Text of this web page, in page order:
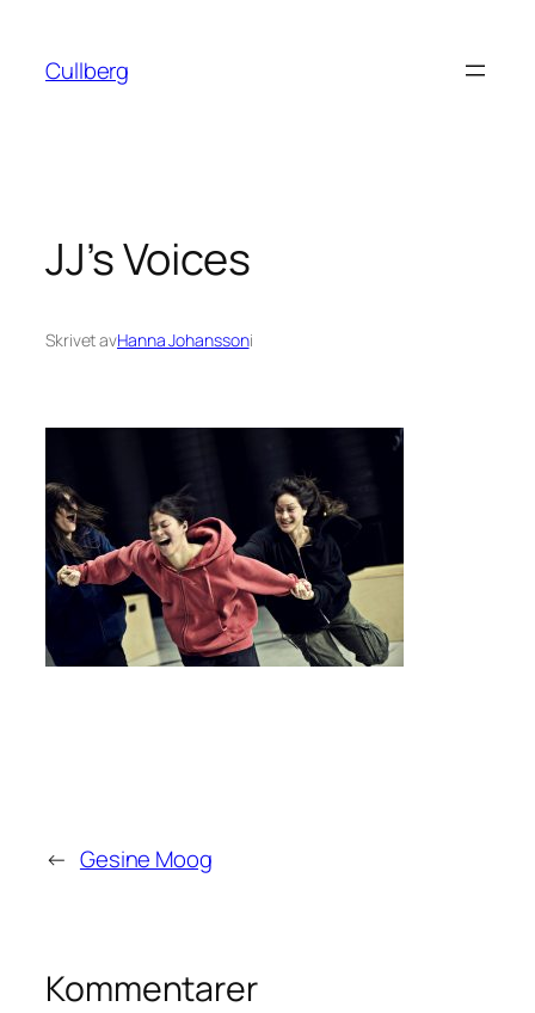
innehåll
Cullberg
JJ’s Voices
Skrivet avHanna Johanssoni
← Gesine Moog
Kommentarer